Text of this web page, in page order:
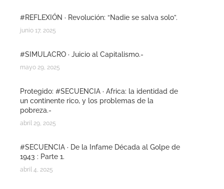
#REFLEXIÓN · Revolución: “Nadie se salva solo”.
junio 17, 2025
#SIMULACRO · Juicio al Capitalismo.-
mayo 29, 2025
Protegido: #SECUENCIA · Africa: la identidad de
un continente rico, y los problemas de la
pobreza.-
abril 29, 2025
#SECUENCIA · De la Infame Década al Golpe de
1943 : Parte 1.
abril 4, 2025